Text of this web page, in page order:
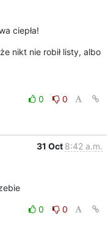
ciepła!
nikt nie robił listy, albo
0
0
31 Oct 8:42 a.m.
0
0